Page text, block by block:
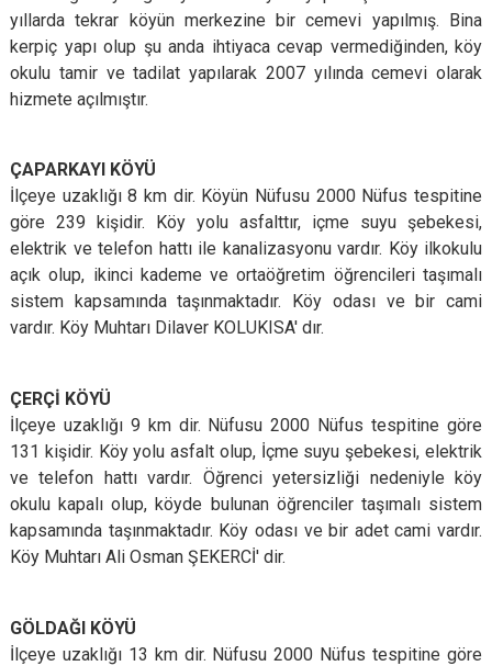
yıllarda tekrar köyün merkezine bir cemevi yapılmış. Bina
kerpiç yapı olup şu anda ihtiyaca cevap vermediğinden, köy
okulu tamir ve tadilat yapılarak 2007 yılında cemevi olarak
hizmete açılmıştır.
ÇAPARKAYI KÖYÜ
İlçeye uzaklığı 8 km dir. Köyün Nüfusu 2000 Nüfus tespitine
göre 239 kişidir. Köy yolu asfalttır, içme suyu şebekesi,
elektrik ve telefon hattı ile kanalizasyonu vardır. Köy ilkokulu
açık olup, ikinci kademe ve ortaöğretim öğrencileri taşımalı
sistem kapsamında taşınmaktadır. Köy odası ve bir cami
vardır. Köy Muhtarı Dilaver KOLUKISA' dır.
ÇERÇİ KÖYÜ
İlçeye uzaklığı 9 km dir. Nüfusu 2000 Nüfus tespitine göre
131 kişidir. Köy yolu asfalt olup, İçme suyu şebekesi, elektrik
ve telefon hattı vardır. Öğrenci yetersizliği nedeniyle köy
okulu kapalı olup, köyde bulunan öğrenciler taşımalı sistem
kapsamında taşınmaktadır. Köy odası ve bir adet cami vardır.
Köy Muhtarı Ali Osman ŞEKERCİ' dir.
GÖLDAĞI KÖYÜ
İlçeye uzaklığı 13 km dir. Nüfusu 2000 Nüfus tespitine göre